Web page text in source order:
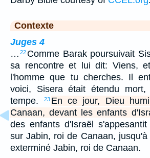
Contexte
Juges 4
… 22 Comme Barak poursuivait
sa rencontre et lui dit: Viens,
l'homme que tu cherches. Il
voici, Sisera était étendu
tempe.
23 En ce jour, Dieu
Canaan, devant les enfants
des enfants d'Israël
sur Jabin, roi de Canaan,
exterminé Jabin, roi de Canaan.